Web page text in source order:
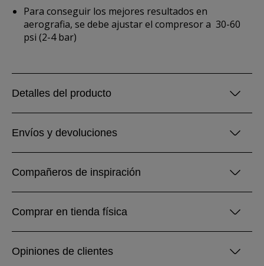
Para conseguir los mejores resultados en
aerografia, se debe ajustarel compresor a 30-60
psi (2-4 bar)
Detalles del producto
Envíos y devoluciones
Compañeros de inspiración
Comprar en tienda física
Opiniones de clientes